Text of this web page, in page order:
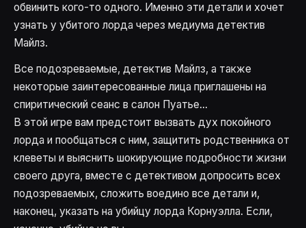
обвинить кого-то одного. Именно эти детали и хочет
узнать у убитого лорда через медиума детектив
Майлз.
Все подозреваемые, детектив Майлз, а также
некоторые заинтересованные лица приглашены на
спиритический сеанс в салон Пуатье...
В этой игре вам предстоит вызвать дух покойного
лорда и пообщаться с ним, защитить родственника от
клеветы и выяснить шокирующие подробности жизни
своего друга, вместе с детективом допросить всех
подозреваемых, сложить воедино все детали и,
наконец, указать на убийцу лорда Корнуэлла. Если,